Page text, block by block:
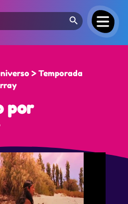
Search Button
> Temporada
por